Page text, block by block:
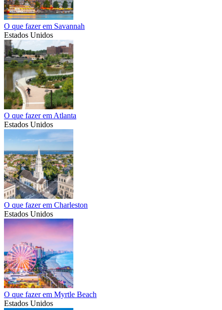
O que fazer em Savannah
Estados Unidos
O que fazer em Atlanta
Estados Unidos
O que fazer em Charleston
Estados Unidos
O que fazer em Myrtle Beach
Estados Unidos